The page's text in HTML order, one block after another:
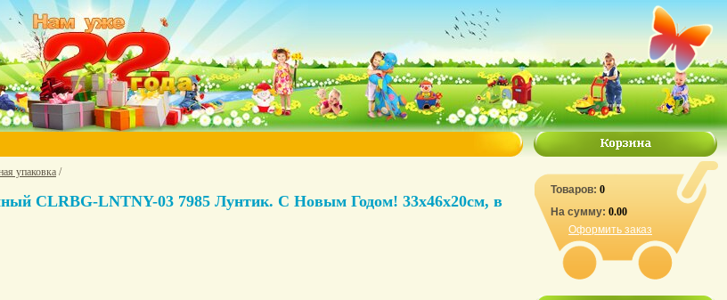
упаковка /
CLRBG-LNTNY-03 7985 Лунтик. С Новым Годом! 33х46х20см, в
Товаров: 0
На сумму: 0.00
Оформить заказ